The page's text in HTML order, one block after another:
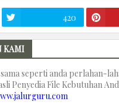
420
KAMI
seperti anda perlahan-
Penyedia File Kebutuhan